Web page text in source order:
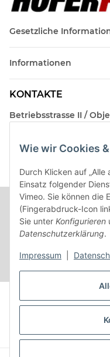
Wie wir Cookies
Durch Klicken auf
Einsatz folgender
Vimeo. Sie können die
(Fingerabdruck-Icon
Sie unter Konfigurieren
Datenschutzerklärung.
Impressum
Gesetzliche
Informationen
KONTAKTE
Betriebsstrasse II /
Kontakt
* Alle